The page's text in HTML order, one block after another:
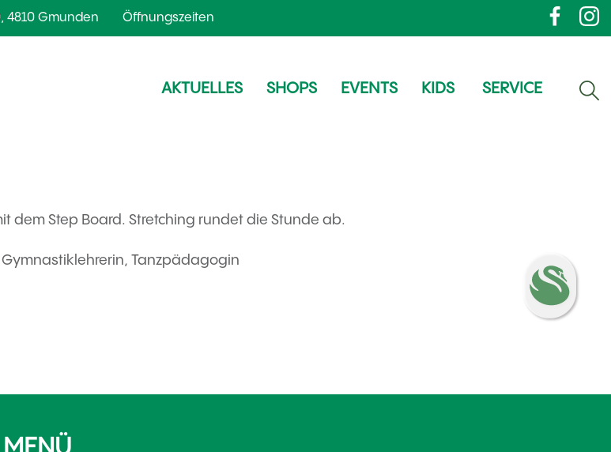
4810 Gmunden Öffnungszeiten
AKTUELLES SHOPS EVENTS KIDS SERVICE
dem Step Board. Stretching rundet die Stunde ab.
Tanzpädagogin